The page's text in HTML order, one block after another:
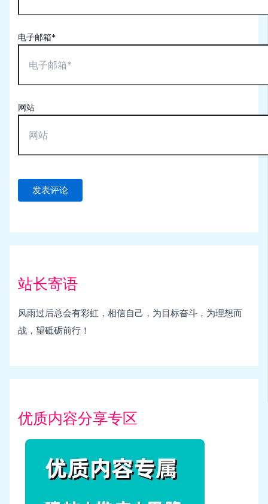
电子邮箱*
网站
站长寄语
风雨过后总会有彩虹，相信自己，为目标奋斗，为理想而
战，望砥砺前行！
优质内容分享专区